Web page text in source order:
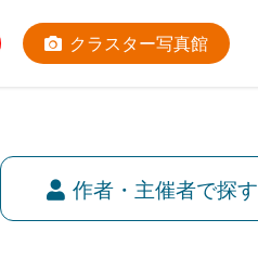
クラスター写真館
作者・主催者で探す